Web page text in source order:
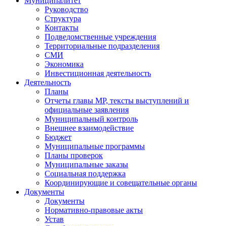
Руководство
Структура
Контакты
Подведомственные учреждения
Территориальные подразделения
СМИ
Экономика
Инвестиционная деятельность
Деятельность
Планы
Отчеты главы МР, тексты выступлений и
официальные заявления
Муниципальный контроль
Внешнее взаимодействие
Бюджет
Муниципальные программы
Планы проверок
Муниципальные заказы
Социальная поддержка
Координирующие и совещательные органы
Документы
Документы
Нормативно-правовые акты
Устав